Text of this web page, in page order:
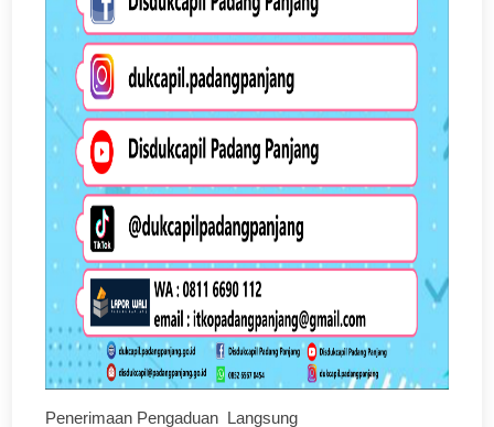
Penerimaan Pengaduan Langsung